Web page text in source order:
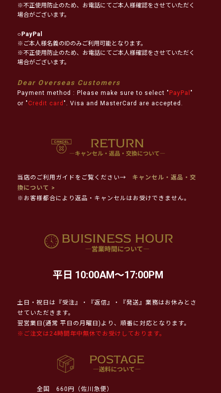
※不正使用防止のため、お電話にてご本人様確認をさせていただく
場合がございます。
○PayPal
※ご本人様名義のIDのみご利用可能となります。
※不正使用防止のため、お電話にてご本人様確認をさせていただく
場合がございます。
Dear Overseas Customers
Payment method : Please make sure to select " PayPal "
or " Credit card ". Visa and MasterCard are accepted.
当店のご利用ガイドをご覧ください→
キャンセル・返品・交
換について >
※お客様都合により返品・キャンセルはお受けできません。
平日 10:00AM～17:00PM
土日・祝日は『受注』・『返信』・『発送』業務はお休みとさ
せていただきます。
翌営業日(通常 平日の月曜日)より、順番に対応となります。
※ご注文は24時間年中無休でお受けしております。
全国
660円（佐川急便）